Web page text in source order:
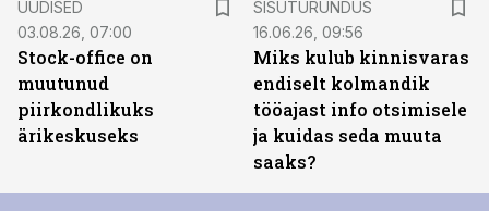
UUDISED
03.08.26, 07:00
Stock-office on
muutunud
piirkondlikuks
ärikeskuseks
SISUTURUNDUS
16.06.26, 09:56
Miks kulub kinnisvaras
endiselt kolmandik
tööajast info otsimisele
ja kuidas seda muuta
saaks?